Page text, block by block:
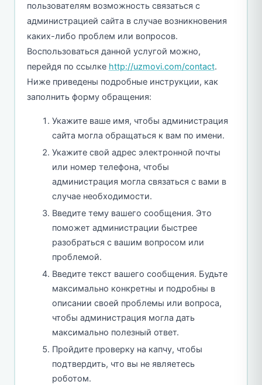
пользователям возможность связаться с
администрацией сайта в случае возникновения
каких-либо проблем или вопросов.
Воспользоваться данной услугой можно,
перейдя по ссылке http://uzmovi.com/contact.
Ниже приведены подробные инструкции, как
заполнить форму обращения:
Укажите ваше имя, чтобы администрация
сайта могла обращаться к вам по имени.
Укажите свой адрес электронной почты
или номер телефона, чтобы
администрация могла связаться с вами в
случае необходимости.
Введите тему вашего сообщения. Это
поможет администрации быстрее
разобраться с вашим вопросом или
проблемой.
Введите текст вашего сообщения. Будьте
максимально конкретны и подробны в
описании своей проблемы или вопроса,
чтобы администрация могла дать
максимально полезный ответ.
Пройдите проверку на капчу, чтобы
подтвердить, что вы не являетесь
роботом.